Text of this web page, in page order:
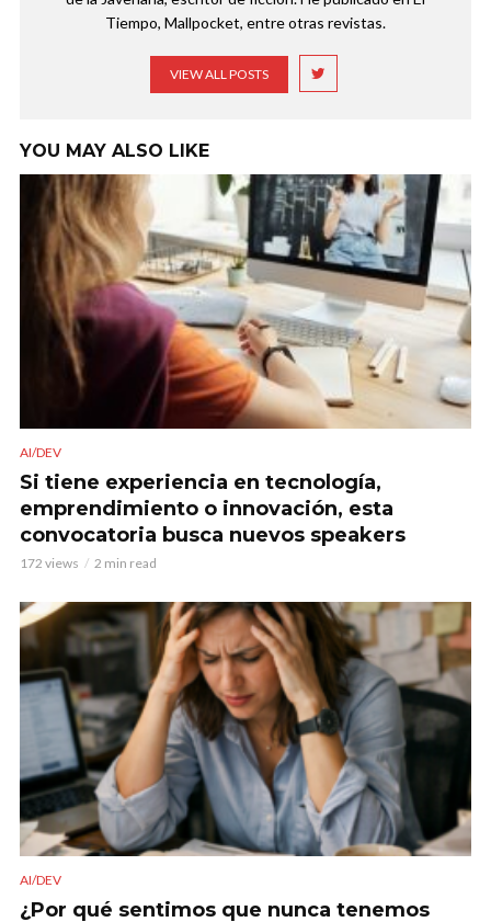
Tiempo, Mallpocket, entre otras revistas.
VIEW ALL POSTS
YOU MAY ALSO LIKE
AI/DEV
Si tiene experiencia en tecnología,
emprendimiento o innovación, esta
convocatoria busca nuevos speakers
172 views 2 min read
AI/DEV
¿Por qué sentimos que nunca tenemos